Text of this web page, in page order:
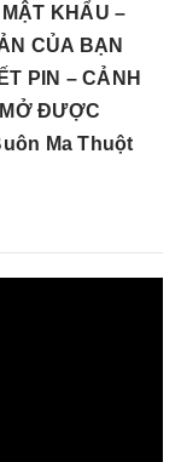
KHẨU –
CỦA BẠN
PIN – CẢNH
ĐƯỢC
Ma Thuột